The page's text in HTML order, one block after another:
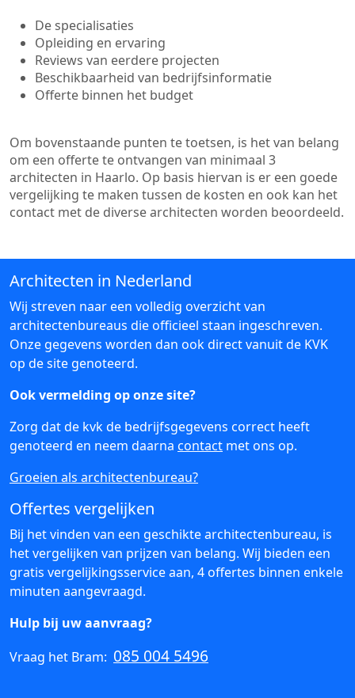
De specialisaties
Opleiding en ervaring
Reviews van eerdere projecten
Beschikbaarheid van bedrijfsinformatie
Offerte binnen het budget
Om bovenstaande punten te toetsen, is het van belang
om een offerte te ontvangen van minimaal 3
architecten in Haarlo. Op basis hiervan is er een goede
vergelijking te maken tussen de kosten en ook kan het
contact met de diverse architecten worden beoordeeld.
Architecten in Nederland
Wij streven naar een volledig overzicht van
architectenbureaus die officieel staan ingeschreven.
Onze gegevens worden dan ook direct vanuit de KVK
op de site genoteerd.
Ook vermelding op onze site?
Zorg dat de kvk de bedrijfsgegevens correct heeft
genoteerd en neem daarna contact met ons op.
Groeien als architectenbureau?
Offertes vergelijken
Bij het vinden van een geschikte architectenbureau, is
het vergelijken van prijzen van belang. Wij bieden een
gratis vergelijkingsservice aan, 4 offertes binnen enkele
minuten aangevraagd.
Hulp bij uw aanvraag?
Vraag het Bram: 085 004 5496